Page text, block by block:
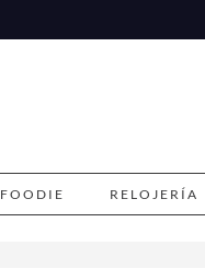
FOODIE RELOJERÍA